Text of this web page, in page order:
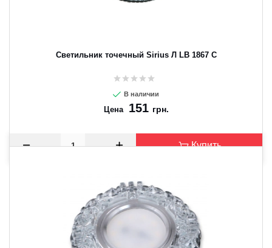
Светильник точечный Sirius Л LB 1867 C
В наличии
Цена 151 грн.
Купить